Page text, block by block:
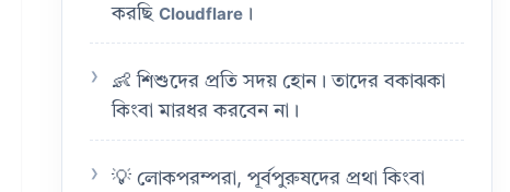
করছিCloudflare ।
👶 শিশুদের প্রতি সদয় হোন। তাদের বকাঝকা
কিংবা মারধর করবেন না।
💡 লোকপরম্পরা, পূর্বপুরুষদের প্রথা কিংবা